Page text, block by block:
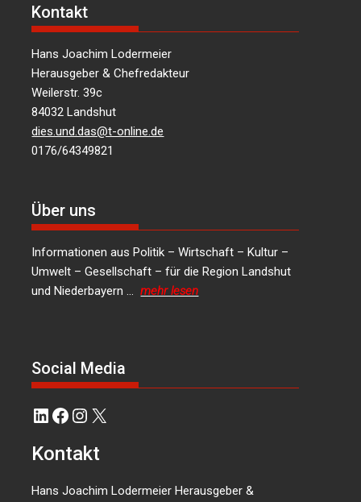
Kontakt
Hans Joachim Lodermeier
Herausgeber & Chefredakteur
Weilerstr. 39c
84032 Landshut
dies.und.das@t-online.de
0176/64349821
Über uns
Informationen aus Politik – Wirtschaft – Kultur –
Umwelt – Gesellschaft – für die Region Landshut
und Niederbayern …mehr lesen
Social Media
LinkedIn
Facebook
Instagram
X
Kontakt
Hans Joachim Lodermeier Herausgeber &